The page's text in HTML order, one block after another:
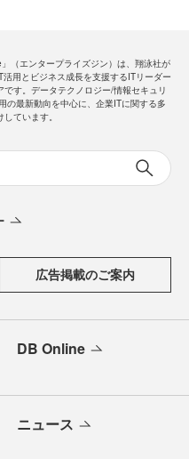
」（エンタープライズジン）は、翔泳社が
用とビジネス成長を支援するITリーダー
です。データテクノロジー/情報セキュリ
の最新動向を中心に、企業ITに関する多
ています。
広告掲載のご案内
DB Online
ニュース